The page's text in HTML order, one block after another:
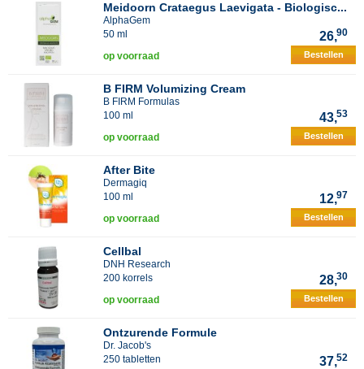
Meidoorn Crataegus Laevigata - Biologisc...
AlphaGem
50 ml
26,90
op voorraad Bestellen
B FIRM Volumizing Cream
B FIRM Formulas
100 ml
43,53
op voorraad Bestellen
After Bite
Dermagiq
100 ml
12,97
op voorraad Bestellen
Cellbal
DNH Research
200 korrels
28,30
op voorraad Bestellen
Ontzurende Formule
Dr. Jacob's
250 tabletten
37,52